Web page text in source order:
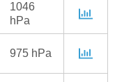
1046
hPa
975 hPa